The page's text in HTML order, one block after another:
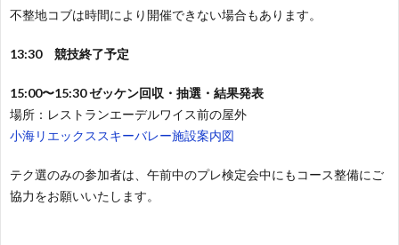
不整地コブは時間により開催できない場合もあります。
13:30 競技終了予定
15:00〜15:30 ゼッケン回収・抽選・結果発表
場所：レストランエーデルワイス前の屋外
小海リエックススキーバレー施設案内図
テク選のみの参加者は、午前中のプレ検定会中にもコース整備にご
協力をお願いいたします。